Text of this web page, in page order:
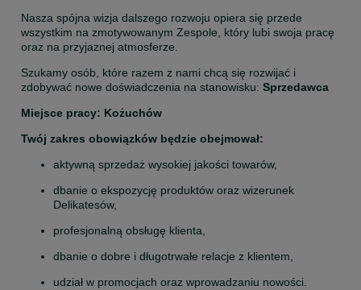
Nasza spójna wizja dalszego rozwoju opiera się przede
wszystkim na zmotywowanym Zespole, który lubi swoja pracę
oraz na przyjaznej atmosferze.
Szukamy osób, które razem z nami chcą się rozwijać i
zdobywać nowe doświadczenia na stanowisku: Sprzedawca
Miejsce pracy: Kożuchów
Twój zakres obowiązków będzie obejmował:
aktywną sprzedaż wysokiej jakości towarów,
dbanie o ekspozycję produktów oraz wizerunek
Delikatesów,
profesjonalną obsługę klienta,
dbanie o dobre i długotrwałe relacje z klientem,
udział w promocjach oraz wprowadzaniu nowości.